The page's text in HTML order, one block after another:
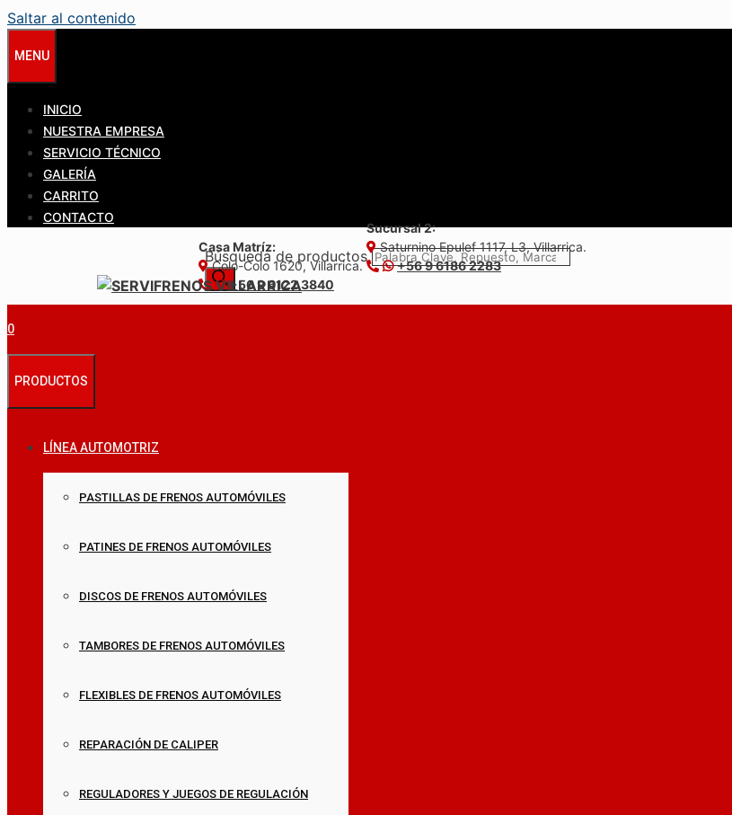
Saltar al contenido
MENU
INICIO
NUESTRA EMPRESA
SERVICIO TÉCNICO
GALERÍA
CARRITO
CONTACTO
Búsqueda de productos
Casa Matríz:
Colo-Colo 1620, Villarrica.
+56 9 6122 3840
Sucursal 2:
Saturnino Epulef 1117, L3, Villarrica.
+56 9 6186 2283
0
PRODUCTOS
LÍNEA AUTOMOTRIZ
PASTILLAS DE FRENOS AUTOMÓVILES
PATINES DE FRENOS AUTOMÓVILES
DISCOS DE FRENOS AUTOMÓVILES
TAMBORES DE FRENOS AUTOMÓVILES
FLEXIBLES DE FRENOS AUTOMÓVILES
REPARACIÓN DE CALIPER
REGULADORES Y JUEGOS DE REGULACIÓN